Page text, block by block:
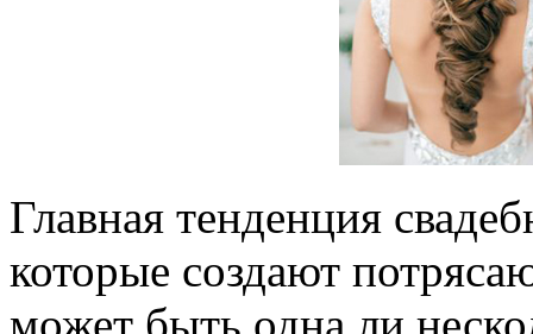
Главная тенденция
которые создают
может быть одна ли